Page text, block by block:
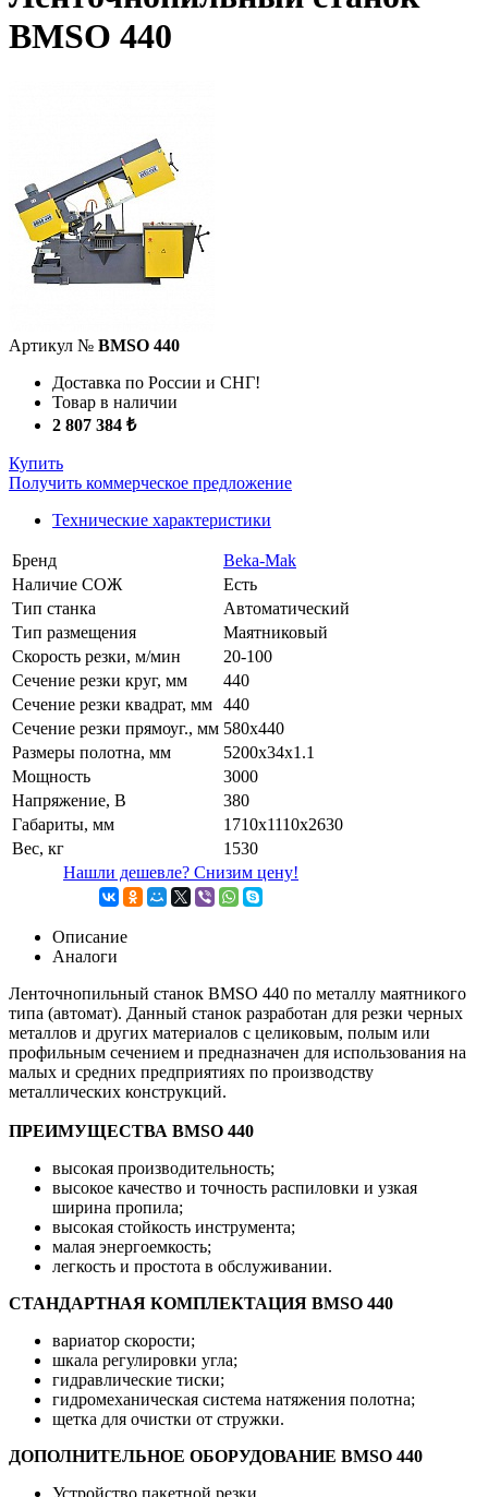
BMSO 440
Артикул № BMSO 440
Доставка по России и СНГ!
Товар в наличии
2 807 384 ₺
Купить
Получить коммерческое предложение
Технические характеристики
Бренд
Beka-Mak
Наличие СОЖ
Есть
Тип станка
Автоматический
Тип размещения
Маятниковый
Скорость резки, м/мин
20-100
Сечение резки круг, мм
440
Сечение резки квадрат, мм 440
Сечение резки прямоуг., мм 580x440
Размеры полотна, мм
5200x34x1.1
Мощность
3000
Напряжение, В
380
Габариты, мм
1710х1110х2630
Вес, кг
1530
Нашли дешевле? Снизим цену!
Описание
Аналоги
Ленточнопильный станок BMSO 440 по металлу маятникого
типа (автомат). Данный станок разработан для резки черных
металлов и других материалов с целиковым, полым или
профильным сечением и предназначен для использования на
малых и средних предприятиях по производству
металлических конструкций.
ПРЕИМУЩЕСТВА BMSO 440
высокая производительность;
высокое качество и точность распиловки и узкая
ширина пропила;
высокая стойкость инструмента;
малая энергоемкость;
легкость и простота в обслуживании.
СТАНДАРТНАЯ КОМПЛЕКТАЦИЯ BMSO 440
вариатор скорости;
шкала регулировки угла;
гидравлические тиски;
гидромеханическая система натяжения полотна;
щетка для очистки от стружки.
ДОПОЛНИТЕЛЬНОЕ ОБОРУДОВАНИЕ BMSO 440
Устройство пакетной резки